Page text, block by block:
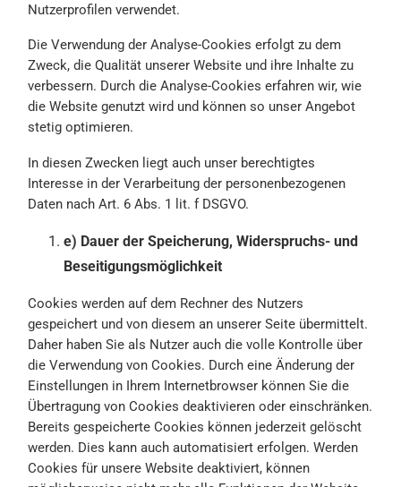
Nutzerprofilen verwendet.
Die Verwendung der Analyse-Cookies erfolgt zu dem
Zweck, die Qualität unserer Website und ihre Inhalte zu
verbessern. Durch die Analyse-Cookies erfahren wir, wie
die Website genutzt wird und können so unser Angebot
stetig optimieren.
In diesen Zwecken liegt auch unser berechtigtes
Interesse in der Verarbeitung der personenbezogenen
Daten nach Art. 6 Abs. 1 lit. f DSGVO.
e) Dauer der Speicherung, Widerspruchs- und
Beseitigungsmöglichkeit
Cookies werden auf dem Rechner des Nutzers
gespeichert und von diesem an unserer Seite übermittelt.
Daher haben Sie als Nutzer auch die volle Kontrolle über
die Verwendung von Cookies. Durch eine Änderung der
Einstellungen in Ihrem Internetbrowser können Sie die
Übertragung von Cookies deaktivieren oder einschränken.
Bereits gespeicherte Cookies können jederzeit gelöscht
werden. Dies kann auch automatisiert erfolgen. Werden
Cookies für unsere Website deaktiviert, können